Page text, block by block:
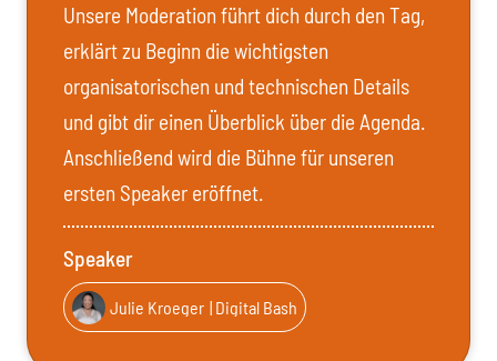
Unsere Moderation führt dich durch den Tag,
erklärt zu Beginn die wichtigsten
organisatorischen und technischen Details
und gibt dir einen Überblick über die Agenda.
Anschließend wird die Bühne für unseren
ersten Speaker eröffnet.
Speaker
Julie Kroeger | Digital Bash